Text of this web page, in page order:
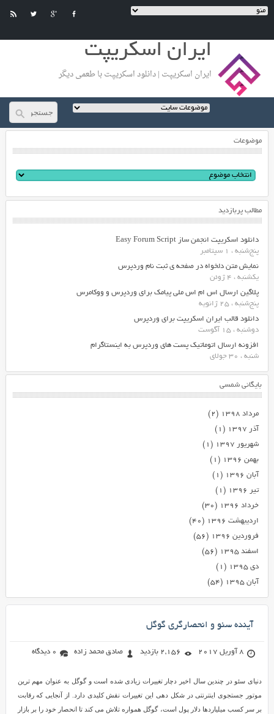
ایران اسکریپت
ایران اسکریپت | دانلود اسکریپت با طعمی دیگر
موضوعات
مطالب پربازدید
دانلود اسکریپت انجمن ساز Easy Forum Script
پنج‌شنبه ، 1 سپتامبر
نمایش متن دلخواه در صفحه ی ثبت نام وردپرس
یکشنبه ، 4 ژوئن
پلاگین ارسال اس ام اس ملی پیامک برای وردپرس و ووکامرس
پنج‌شنبه ، 25 ژانویه
دانلود قالب ایران اسکریپت برای وردپرس
دوشنبه ، 15 آگوست
افزونه ارسال اتوماتیک پست های وردپرس به اینستاگرام
شنبه ، 30 جولای
بایگانی شمسی
مرداد ۱۳۹۸
(۲)
آذر ۱۳۹۷
(۱)
شهریور ۱۳۹۷
(۱)
بهمن ۱۳۹۶
(۱)
آبان ۱۳۹۶
(۱)
تیر ۱۳۹۶
(۱)
خرداد ۱۳۹۶
(۳۰)
اردیبهشت ۱۳۹۶
(۴۰)
فروردین ۱۳۹۶
(۵۶)
اسفند ۱۳۹۵
(۵۶)
دی ۱۳۹۵
(۱)
آبان ۱۳۹۵
(۵۴)
آینده سئو و انحصارگری گوگل
8 آوریل 2017 2,156 بازدید صادق محمد زاده 0 دیدگاه
دنیای سئو در چندین سال اخیر دچار تغییرات زیادی شده است و گوگل به عنوان مهم ترین
موتور جستجوی اینترنتی در شکل دهی این تغییرات نقش کلیدی دارد. از آنجایی که رقابت
بر سر کسب میلیاردها دلار پول است، گوگل همواره تلاش می کند تا انحصار خود را بر بازار